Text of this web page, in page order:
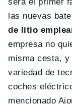
las nuevas
de litio
empresa no
misma cesta, y
variedad de
coches
mencionado